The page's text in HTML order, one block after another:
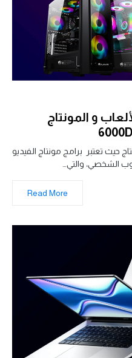
و المونتاج
حيث تعتبر برامج مونتاج الفيديو
الشخصي، والتي…
Read More